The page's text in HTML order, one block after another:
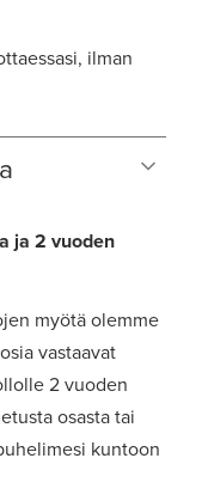
ilman
ja 2 vuoden
myötä olemme
vastaavat
2 vuoden
osasta tai
kuntoon